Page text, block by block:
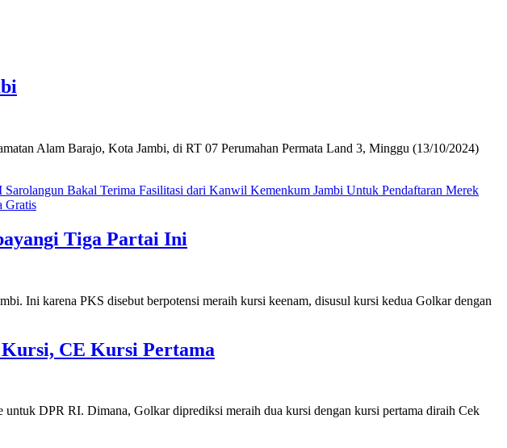
Alam Barajo, Kota Jambi, di RT 07 Perumahan Permata Land 3, Minggu (13/10/2024)
Bakal Terima Fasilitasi dari Kanwil Kemenkum Jambi Untuk Pendaftaran Merek
Gratis
Tiga Partai Ini
Ini karena PKS disebut berpotensi meraih kursi keenam, disusul kursi kedua Golkar dengan
CE Kursi Pertama
DPR RI. Dimana, Golkar diprediksi meraih dua kursi dengan kursi pertama diraih Cek